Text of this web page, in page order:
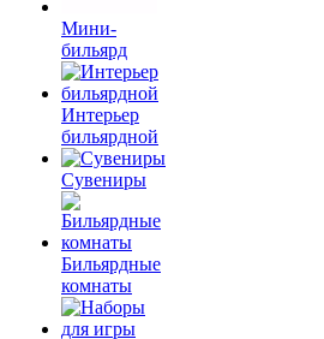
Мини-
бильярд
Интерьер
бильярдной
Сувениры
Бильярдные
комнаты